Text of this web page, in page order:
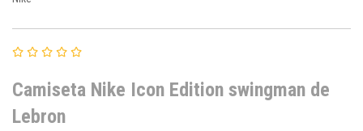
Camiseta Nike Icon Edition swingman de
Lebron